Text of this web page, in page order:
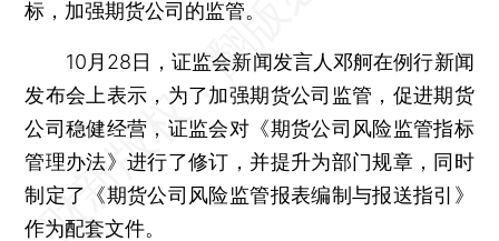
标，加强期货公司的监管。
10月28日，证监会新闻发言人邓舸在例行新闻
发布会上表示，为了加强期货公司监管，促进期货
公司稳健经营，证监会对《期货公司风险监管指标
管理办法》进行了修订，并提升为部门规章，同时
制定了《期货公司风险监管报表编制与报送指引》
作为配套文件。